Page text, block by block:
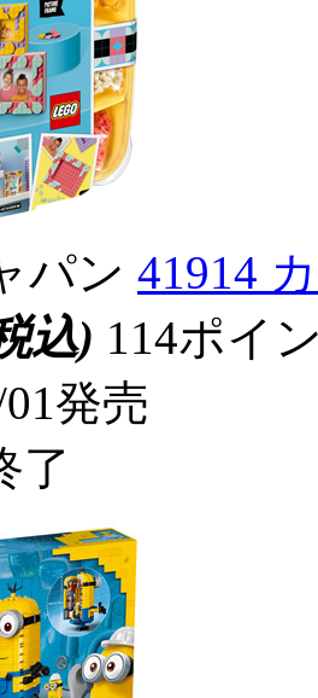
パン 41914
込) 114ポイ
発売
了